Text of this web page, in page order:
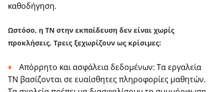
καθοδήγηση.
Ωστόσο, η ΤΝ στην εκπαίδευση δεν είναι χωρίς
προκλήσεις. Τρεις ξεχωρίζουν ως κρίσιμες:
Απόρρητο και ασφάλεια δεδομένων: Τα εργαλεία
ΤΝ βασίζονται σε ευαίσθητες πληροφορίες μαθητών.